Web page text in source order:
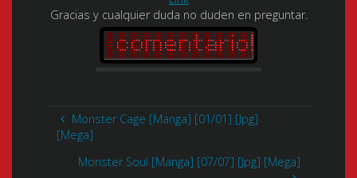
Gracias y cualquier duda no duden en preguntar.
Monster Cage [Manga] [01/01] [Jpg]
[Mega]
Monster Soul [Manga] [07/07] [Jpg] [Mega]